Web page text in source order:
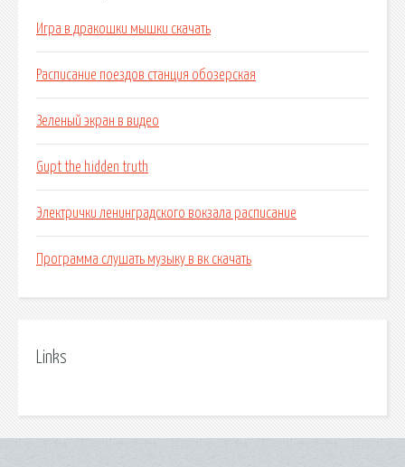
Игра в дракошки мышки скачать
Расписание поездов станция обозерская
Зеленый экран в видео
Gupt the hidden truth
Электрички ленинградского вокзала расписание
Программа слушать музыку в вк скачать
Links